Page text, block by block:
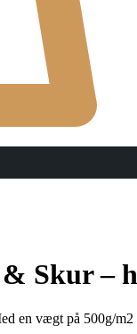
Skur –
vægt på 500g/